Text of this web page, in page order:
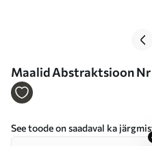
Maalid Abstraktsioon Nr
See toode on saadaval ka